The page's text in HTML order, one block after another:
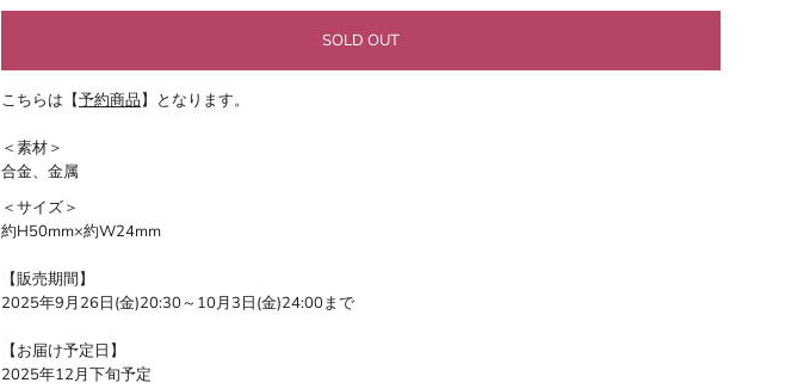
こちらは【予約商品】となります。
＜素材＞
合金、金属
＜サイズ＞
約H50mm×約W24mm
【販売期間】
2025年9月26日(金)20:30～10月3日(金)24:00まで
【お届け予定日】
2025年12月下旬予定